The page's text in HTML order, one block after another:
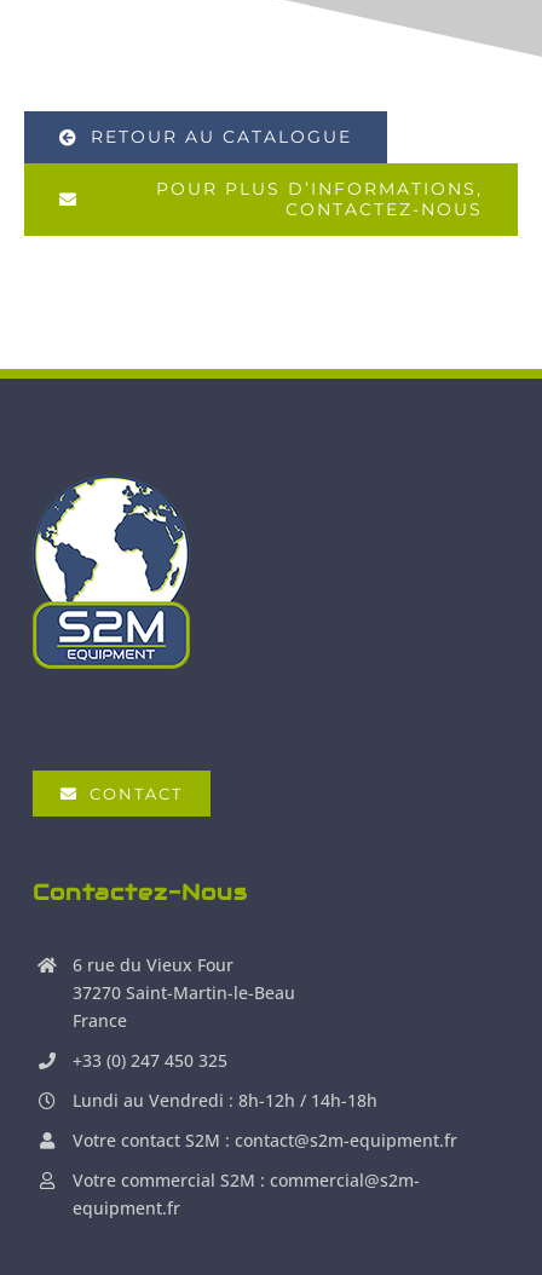
RETOUR AU CATALOGUE
POUR PLUS D’INFORMATIONS,
CONTACTEZ-NOUS
CONTACT
Contactez-Nous
6 rue du Vieux Four
37270 Saint-Martin-le-Beau
France
+33 (0) 247 450 325
Lundi au Vendredi : 8h-12h / 14h-18h
Votre contact S2M : contact@s2m-equipment.fr
Votre commercial S2M : commercial@s2m-
equipment.fr